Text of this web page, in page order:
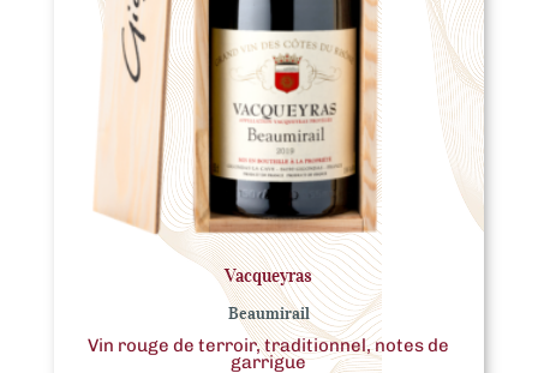
Vacqueyras
Beaumirail
Vin rouge de terroir, traditionnel, notes de
garrigue